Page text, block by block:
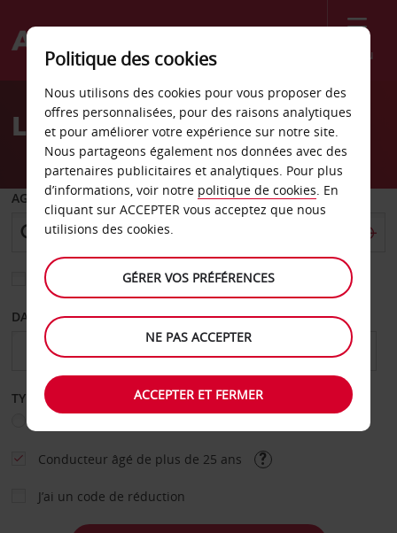
Menu
Welcome
AvisLocation de voiture Vevey
AGENCE DE DÉPART
Sélectionnez une autre agence de retour
DATE DE DÉPART DATE DE RETOUR
TYPE DE LOCATION
Conducteur âgé de plus de 25 ans
J’ai un code de réduction
Politique des cookies
Nous utilisons des cookies pour vous proposer des
offres personnalisées, pour des raisons analytiques
et pour améliorer votre expérience sur notre site.
Nous partageons également nos données avec des
partenaires publicitaires et analytiques. Pour plus
d’informations, voir notre politique de cookies. En
cliquant sur ACCEPTER vous acceptez que nous
utilisions des cookies.
GÉRER VOS PRÉFÉRENCES
NE PAS ACCEPTER
ACCEPTER ET FERMER